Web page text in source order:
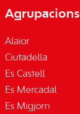
Agrupacions
Alaior
Ciutadella
Es Castell
Es Mercadal
Es Migjorn